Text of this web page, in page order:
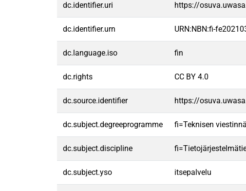
dc.identifier.uri https://
dc.identifier.urn URN:NBN:fi-
dc.language.iso fin
dc.rights CC BY 4.0
dc.source.identifier https://
dc.subject.degreeprogramme fi=Teknisen
dc.subject.discipline
dc.subject.yso itsepalvelu